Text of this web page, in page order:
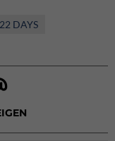
22 DAYS